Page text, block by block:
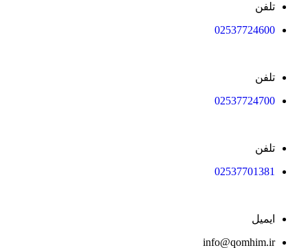
تلفن
02537724600
تلفن
02537724700
تلفن
02537701381
ایمیل
info@qomhim.ir